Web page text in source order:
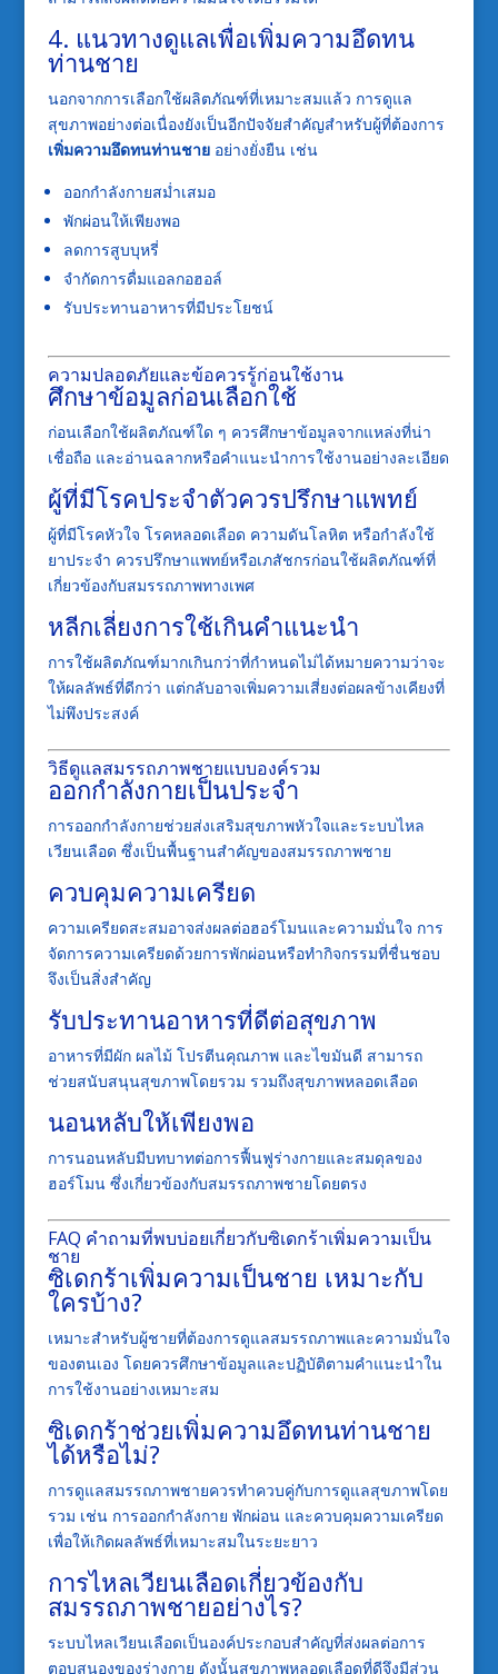
4. แนวทางดูแลเพื่อเพิ่มความอึดทน
ท่านชาย
นอกจากการเลือกใช้ผลิตภัณฑ์ที่เหมาะสมแล้ว การดูแล
สุขภาพอย่างต่อเนื่องยังเป็นอีกปัจจัยสำคัญสำหรับผู้ที่ต้องการ
เพิ่มความอึดทนท่านชายอย่างยั่งยืน เช่น
ออกกำลังกายสม่ำเสมอ
พักผ่อนให้เพียงพอ
ลดการสูบบุหรี่
จำกัดการดื่มแอลกอฮอล์
รับประทานอาหารที่มีประโยชน์
ความปลอดภัยและข้อควรรู้ก่อนใช้งาน
ศึกษาข้อมูลก่อนเลือกใช้
ก่อนเลือกใช้ผลิตภัณฑ์ใด ๆ ควรศึกษาข้อมูลจากแหล่งที่น่า
เชื่อถือ และอ่านฉลากหรือคำแนะนำการใช้งานอย่างละเอียด
ผู้ที่มีโรคประจำตัวควรปรึกษาแพทย์
ผู้ที่มีโรคหัวใจ โรคหลอดเลือด ความดันโลหิต หรือกำลังใช้
ยาประจำ ควรปรึกษาแพทย์หรือเภสัชกรก่อนใช้ผลิตภัณฑ์ที่
เกี่ยวข้องกับสมรรถภาพทางเพศ
หลีกเลี่ยงการใช้เกินคำแนะนำ
การใช้ผลิตภัณฑ์มากเกินกว่าที่กำหนดไม่ได้หมายความว่าจะ
ให้ผลลัพธ์ที่ดีกว่า แต่กลับอาจเพิ่มความเสี่ยงต่อผลข้างเคียงที่
ไม่พึงประสงค์
วิธีดูแลสมรรถภาพชายแบบองค์รวม
ออกกำลังกายเป็นประจำ
การออกกำลังกายช่วยส่งเสริมสุขภาพหัวใจและระบบไหล
เวียนเลือด ซึ่งเป็นพื้นฐานสำคัญของสมรรถภาพชาย
ควบคุมความเครียด
ความเครียดสะสมอาจส่งผลต่อฮอร์โมนและความมั่นใจ การ
จัดการความเครียดด้วยการพักผ่อนหรือทำกิจกรรมที่ชื่นชอบ
จึงเป็นสิ่งสำคัญ
รับประทานอาหารที่ดีต่อสุขภาพ
อาหารที่มีผัก ผลไม้ โปรตีนคุณภาพ และไขมันดี สามารถ
ช่วยสนับสนุนสุขภาพโดยรวม รวมถึงสุขภาพหลอดเลือด
นอนหลับให้เพียงพอ
การนอนหลับมีบทบาทต่อการฟื้นฟูร่างกายและสมดุลของ
ฮอร์โมน ซึ่งเกี่ยวข้องกับสมรรถภาพชายโดยตรง
FAQ คำถามที่พบบ่อยเกี่ยวกับซิเดกร้าเพิ่มความเป็น
ชาย
ซิเดกร้าเพิ่มความเป็นชาย เหมาะกับ
ใครบ้าง?
เหมาะสำหรับผู้ชายที่ต้องการดูแลสมรรถภาพและความมั่นใจ
ของตนเอง โดยควรศึกษาข้อมูลและปฏิบัติตามคำแนะนำใน
การใช้งานอย่างเหมาะสม
ซิเดกร้าช่วยเพิ่มความอึดทนท่านชาย
ได้หรือไม่?
การดูแลสมรรถภาพชายควรทำควบคู่กับการดูแลสุขภาพโดย
รวม เช่น การออกกำลังกาย พักผ่อน และควบคุมความเครียด
เพื่อให้เกิดผลลัพธ์ที่เหมาะสมในระยะยาว
การไหลเวียนเลือดเกี่ยวข้องกับ
สมรรถภาพชายอย่างไร?
ระบบไหลเวียนเลือดเป็นองค์ประกอบสำคัญที่ส่งผลต่อการ
ตอบสนองของร่างกาย ดังนั้นสุขภาพหลอดเลือดที่ดีจึงมีส่วน